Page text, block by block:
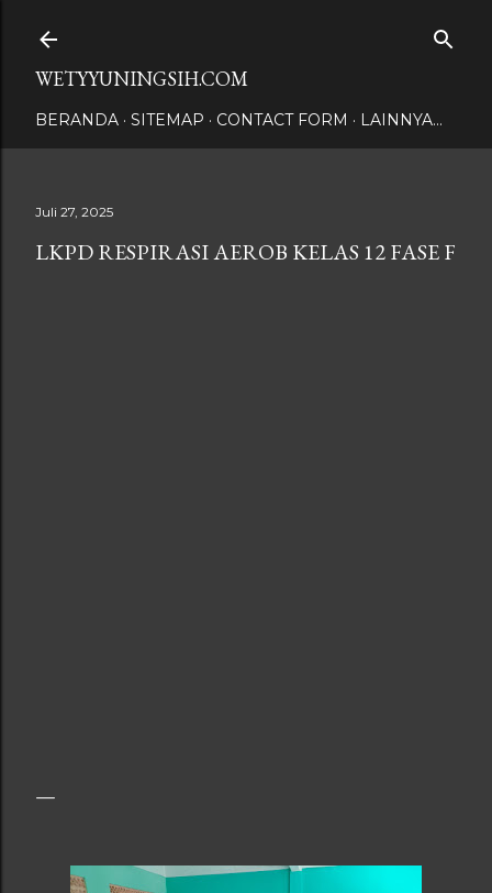
WETYYUNINGSIH.COM
BERANDA SITEMAP CONTACT FORM LAINNYA…
Juli 27, 2025
LKPD RESPIRASI AEROB KELAS 12 FASE F